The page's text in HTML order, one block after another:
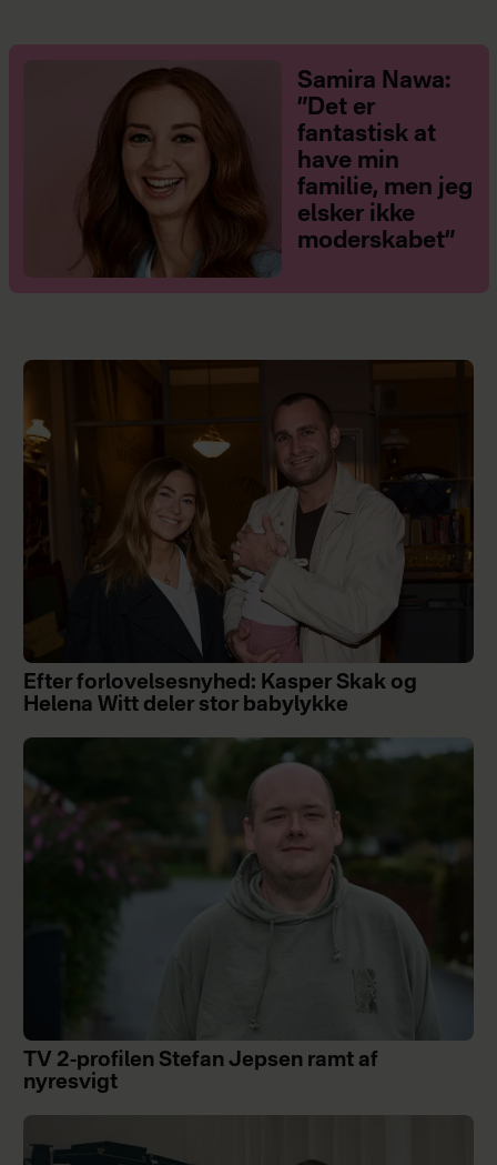
Samira Nawa:
”Det er
fantastisk at
have min
familie, men jeg
elsker ikke
moderskabet”
Efter forlovelsesnyhed: Kasper Skak og
Helena Witt deler stor babylykke
TV 2-profilen Stefan Jepsen ramt af
nyresvigt